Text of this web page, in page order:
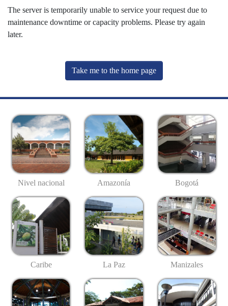
The server is temporarily unable to service your request due to
maintenance downtime or capacity problems. Please try again
later.
Take me to the home page
Nivel nacional Amazonía Bogotá
Caribe La Paz Manizales